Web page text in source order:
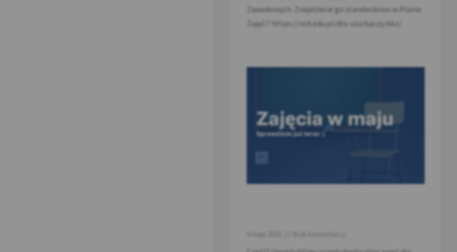
Zawodowych. Znajdziecie go standardowo w Planie
Zajęć:? https://nsb.edu.pl/dla-sluchaczy/kkz/